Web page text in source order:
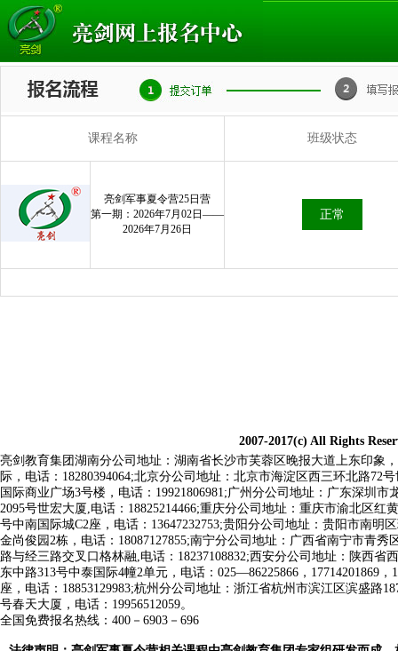
课程名称 班级状态
亮剑军事夏令营25日营
第一期：2026年7月02日——
2026年7月26日
正常
2007-2017(c) All Rights
亮剑教育集团 湖南分公司地址：湖南省长沙市芙蓉区晚报大道上东印象，
际，电话：18280394064;北京分公司地址：北京市海淀区西三环北路72
国际商业广场3号楼，电话：19921806981;广州分公司地址：广东深圳
2095号世宏大厦,电话：18825214466;重庆分公司地址：重庆市渝北区
号中南国际城C2座，电话：13647232753;贵阳分公司地址：贵阳市南明
金尚俊园2栋，电话：18087127855;南宁分公司地址：广西省南宁市青
路与经三路交叉口格林融,电话：18237108832;西安分公司地址：陕西省
东中路313号中泰国际4幢2单元，电话：025—86225866，17714201869
座，电话：18853129983;杭州分公司地址：浙江省杭州市滨江区滨盛路
号春天大厦，电话：19956512059。
全国免费报名热线：400－6903－696